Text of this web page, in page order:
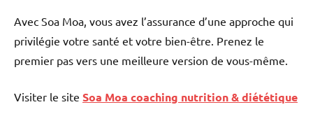
Avec Soa Moa, vous avez l’assurance d’une approche qui
privilégie votre santé et votre bien-être. Prenez le
premier pas vers une meilleure version de vous-même.
Visiter le site Soa Moa coaching nutrition & diététique